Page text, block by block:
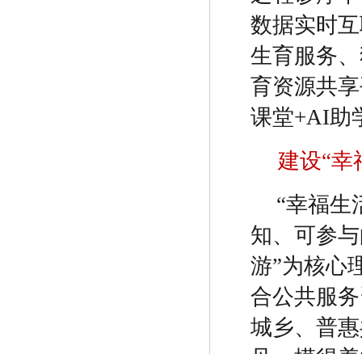
数据实时
生育服务
育资源共
课堂+AI助
建设“幸
“幸福生
知、可参
游”为核心
合公共服
城乡、普